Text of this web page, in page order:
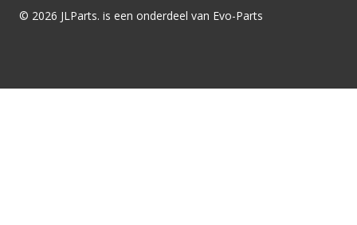
© 2026 JLParts. is een onderdeel van Evo-Parts